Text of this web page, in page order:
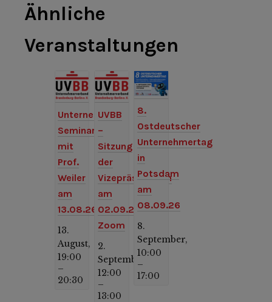
Ähnliche
Veranstaltungen
Unternehmer-
Seminar
mit
Prof.
Weiler
am
13.08.26
13.
August,
19:00
–
20:30
UVBB
–
Sitzung
der
Vizepräsidenten
am
02.09.26,
Zoom
2.
September,
12:00
–
13:00
8.
Ostdeutscher
Unternehmertag
in
Potsdam
am
08.09.26
8.
September,
10:00
–
17:00